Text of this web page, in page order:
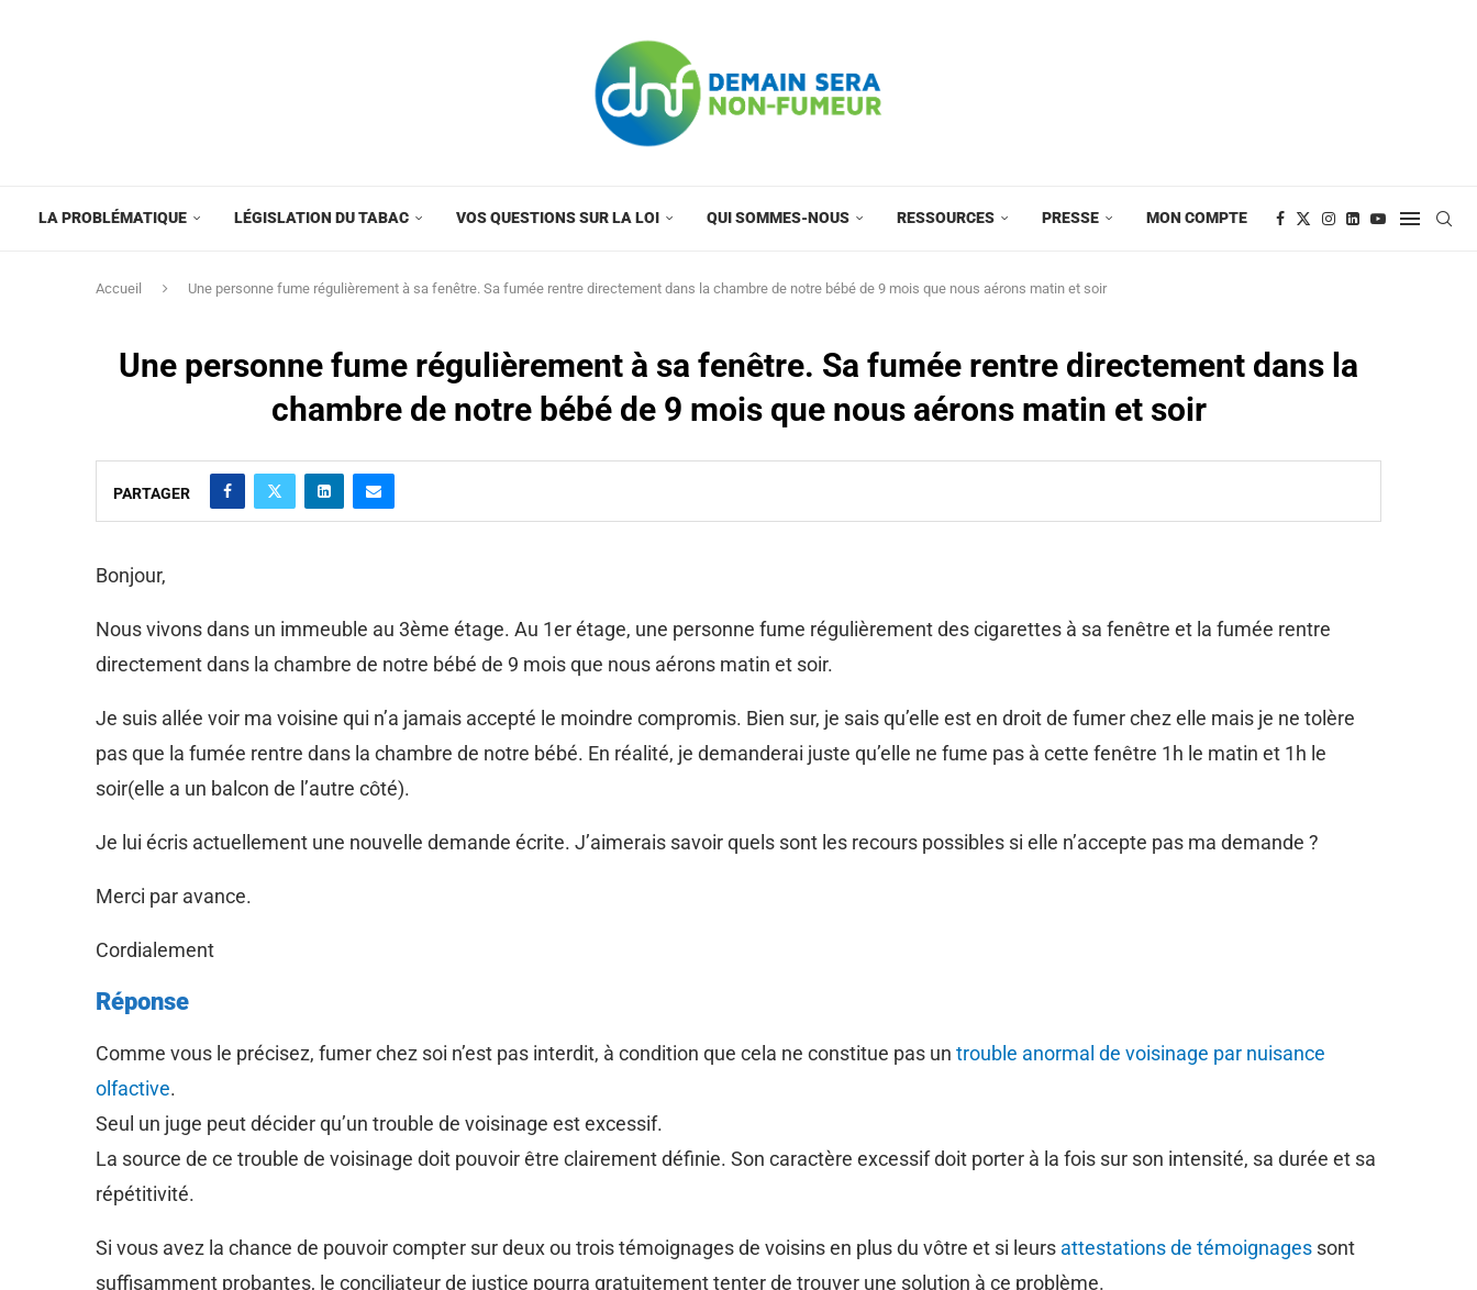
LA PROBLÉMATIQUE LÉGISLATION DU TABAC VOS QUESTIONS SUR LA LOI QUI SOMMES-NOUS RESSOURCES PRESSE MON COMPTE
Accueil Une personne fume régulièrement à sa fenêtre. Sa fumée rentre directement dans la chambre de notre bébé de 9 mois que nous aérons matin et soir
Une personne fume régulièrement à sa fenêtre. Sa fumée rentre directement dans la
chambre de notre bébé de 9 mois que nous aérons matin et soir
PARTAGER
Bonjour,
Nous vivons dans un immeuble au 3ème étage. Au 1er étage, une personne fume régulièrement des cigarettes à sa fenêtre et la fumée rentre
directement dans la chambre de notre bébé de 9 mois que nous aérons matin et soir.
Je suis allée voir ma voisine qui n’a jamais accepté le moindre compromis. Bien sur, je sais qu’elle est en droit de fumer chez elle mais je ne tolère
pas que la fumée rentre dans la chambre de notre bébé. En réalité, je demanderai juste qu’elle ne fume pas à cette fenêtre 1h le matin et 1h le
soir(elle a un balcon de l’autre côté).
Je lui écris actuellement une nouvelle demande écrite. J’aimerais savoir quels sont les recours possibles si elle n’accepte pas ma demande ?
Merci par avance.
Cordialement
Réponse
Comme vous le précisez, fumer chez soi n’est pas interdit, à condition que cela ne constitue pas un trouble anormal de voisinage par nuisance
olfactive.
Seul un juge peut décider qu’un trouble de voisinage est excessif.
La source de ce trouble de voisinage doit pouvoir être clairement définie. Son caractère excessif doit porter à la fois sur son intensité, sa durée et sa
répétitivité.
Si vous avez la chance de pouvoir compter sur deux ou trois témoignages de voisins en plus du vôtre et si leurs attestations de témoignages sont
suffisamment probantes, le conciliateur de justice pourra gratuitement tenter de trouver une solution à ce problème.